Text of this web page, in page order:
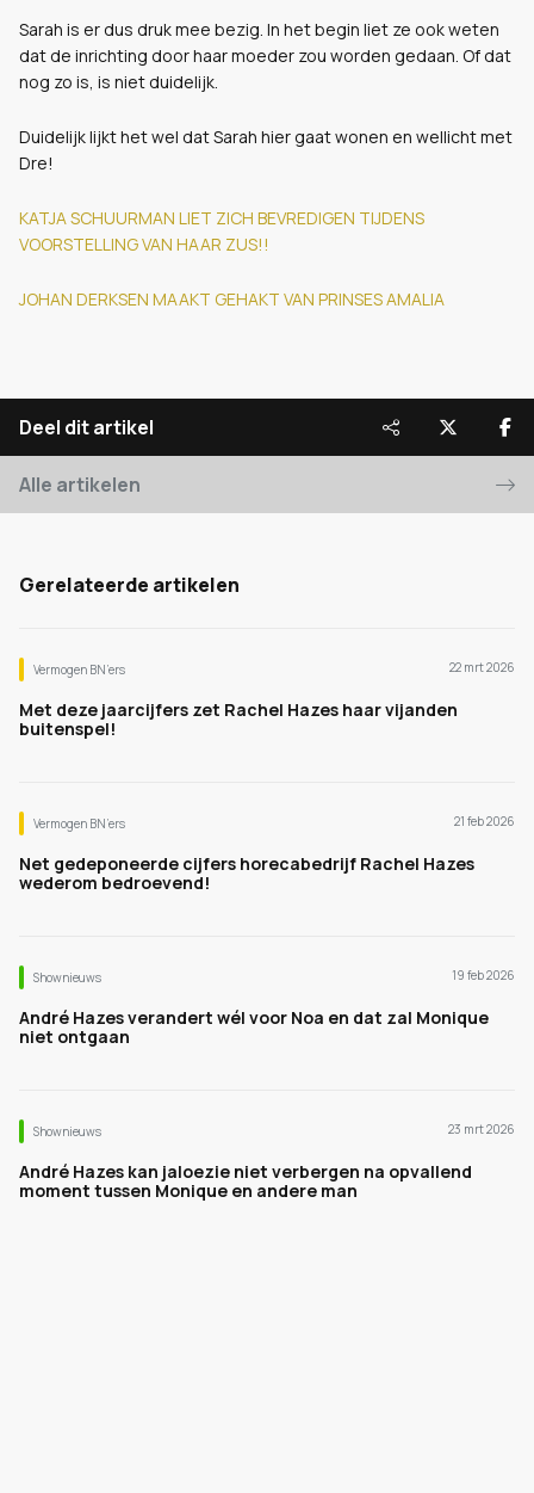
Sarah is er dus druk mee bezig. In het begin liet ze ook weten
dat de inrichting door haar moeder zou worden gedaan. Of dat
nog zo is, is niet duidelijk.
Duidelijk lijkt het wel dat Sarah hier gaat wonen en wellicht met
Dre!
KATJA SCHUURMAN LIET ZICH BEVREDIGEN TIJDENS
VOORSTELLING VAN HAAR ZUS!!
JOHAN DERKSEN MAAKT GEHAKT VAN PRINSES AMALIA
Deel dit artikel
Alle artikelen
Gerelateerde artikelen
Vermogen BN’ers 22 mrt 2026
Met deze jaarcijfers zet Rachel Hazes haar vijanden
buitenspel!
Vermogen BN’ers 21 feb 2026
Net gedeponeerde cijfers horecabedrijf Rachel Hazes
wederom bedroevend!
Shownieuws 19 feb 2026
André Hazes verandert wél voor Noa en dat zal Monique
niet ontgaan
Shownieuws 23 mrt 2026
André Hazes kan jaloezie niet verbergen na opvallend
moment tussen Monique en andere man